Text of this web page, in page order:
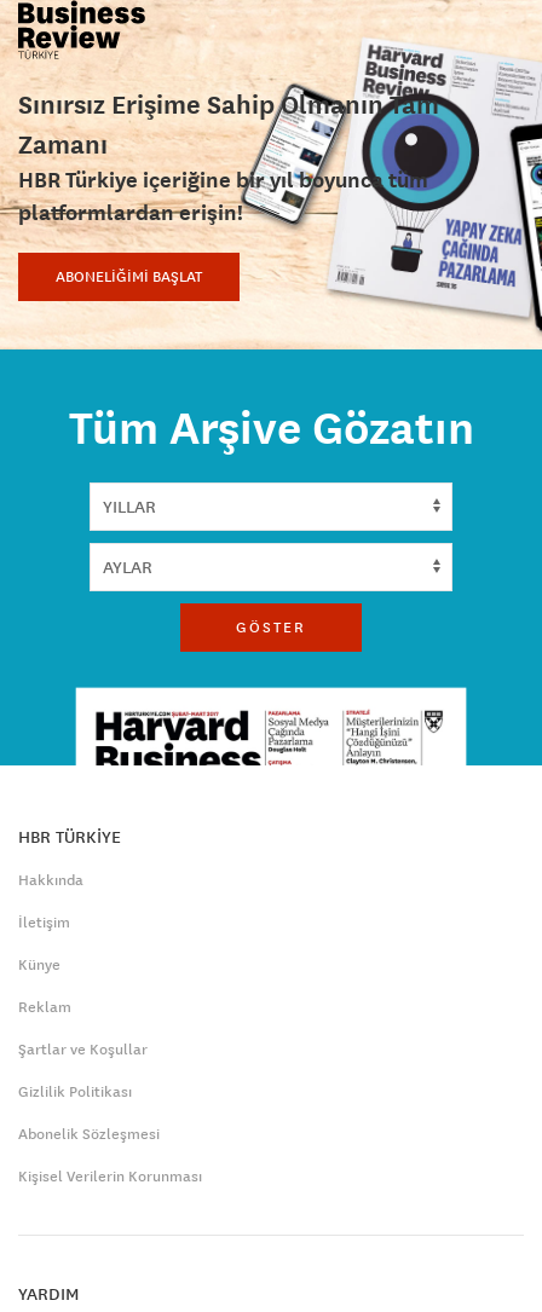
Sınırsız Erişime Sahip Olmanın Tam
Zamanı
HBR Türkiye içeriğine bir yıl boyunca tüm
platformlardan erişin!
ABONELİĞİMİ BAŞLAT
Tüm Arşive Gözatın
GÖSTER
HBR TÜRKİYE
Hakkında
İletişim
Künye
Reklam
Şartlar ve Koşullar
Gizlilik Politikası
Abonelik Sözleşmesi
Kişisel Verilerin Korunması
YARDIM